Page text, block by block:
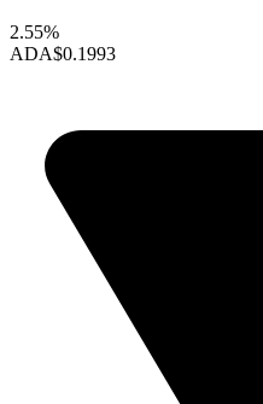
2.55%
ADA$0.1993